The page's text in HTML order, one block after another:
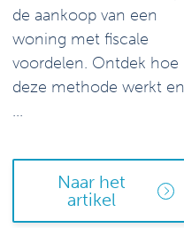
de aankoop van een
woning met fiscale
voordelen. Ontdek hoe
deze methode werkt en
...
Naar het
artikel